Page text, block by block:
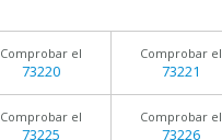
Comprobar el
73220
Comprobar el
73221
Comprobar el
73225
Comprobar el
73226